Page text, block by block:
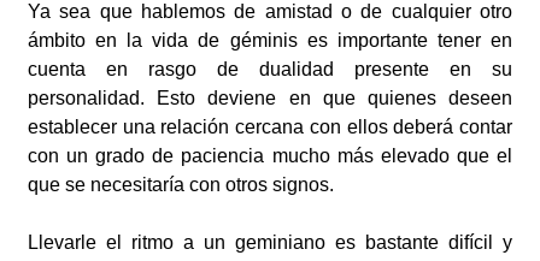
Ya sea que hablemos de amistad o de cualquier otro
ámbito en la vida de géminis es importante tener en
cuenta en rasgo de dualidad presente en su
personalidad. Esto deviene en que quienes deseen
establecer una relación cercana con ellos deberá contar
con un grado de paciencia mucho más elevado que el
que se necesitaría con otros signos.
Llevarle el ritmo a un geminiano es bastante difícil y